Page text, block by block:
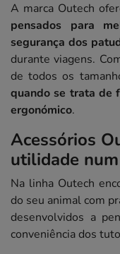
A marca Outech
pensados para
segurança dos
durante viagens.
de todos os
quando se trata de
ergonómico.
Acessórios
utilidade
Na linha Outech
do seu animal com
desenvolvidos a
conveniência dos